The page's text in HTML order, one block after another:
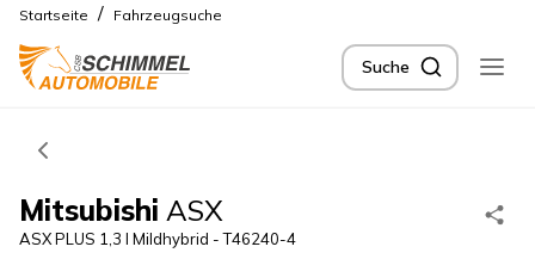
Startseite / Fahrzeugsuche
Suche
Mitsubishi ASX
ASX PLUS 1,3 l Mildhybrid - T46240-4